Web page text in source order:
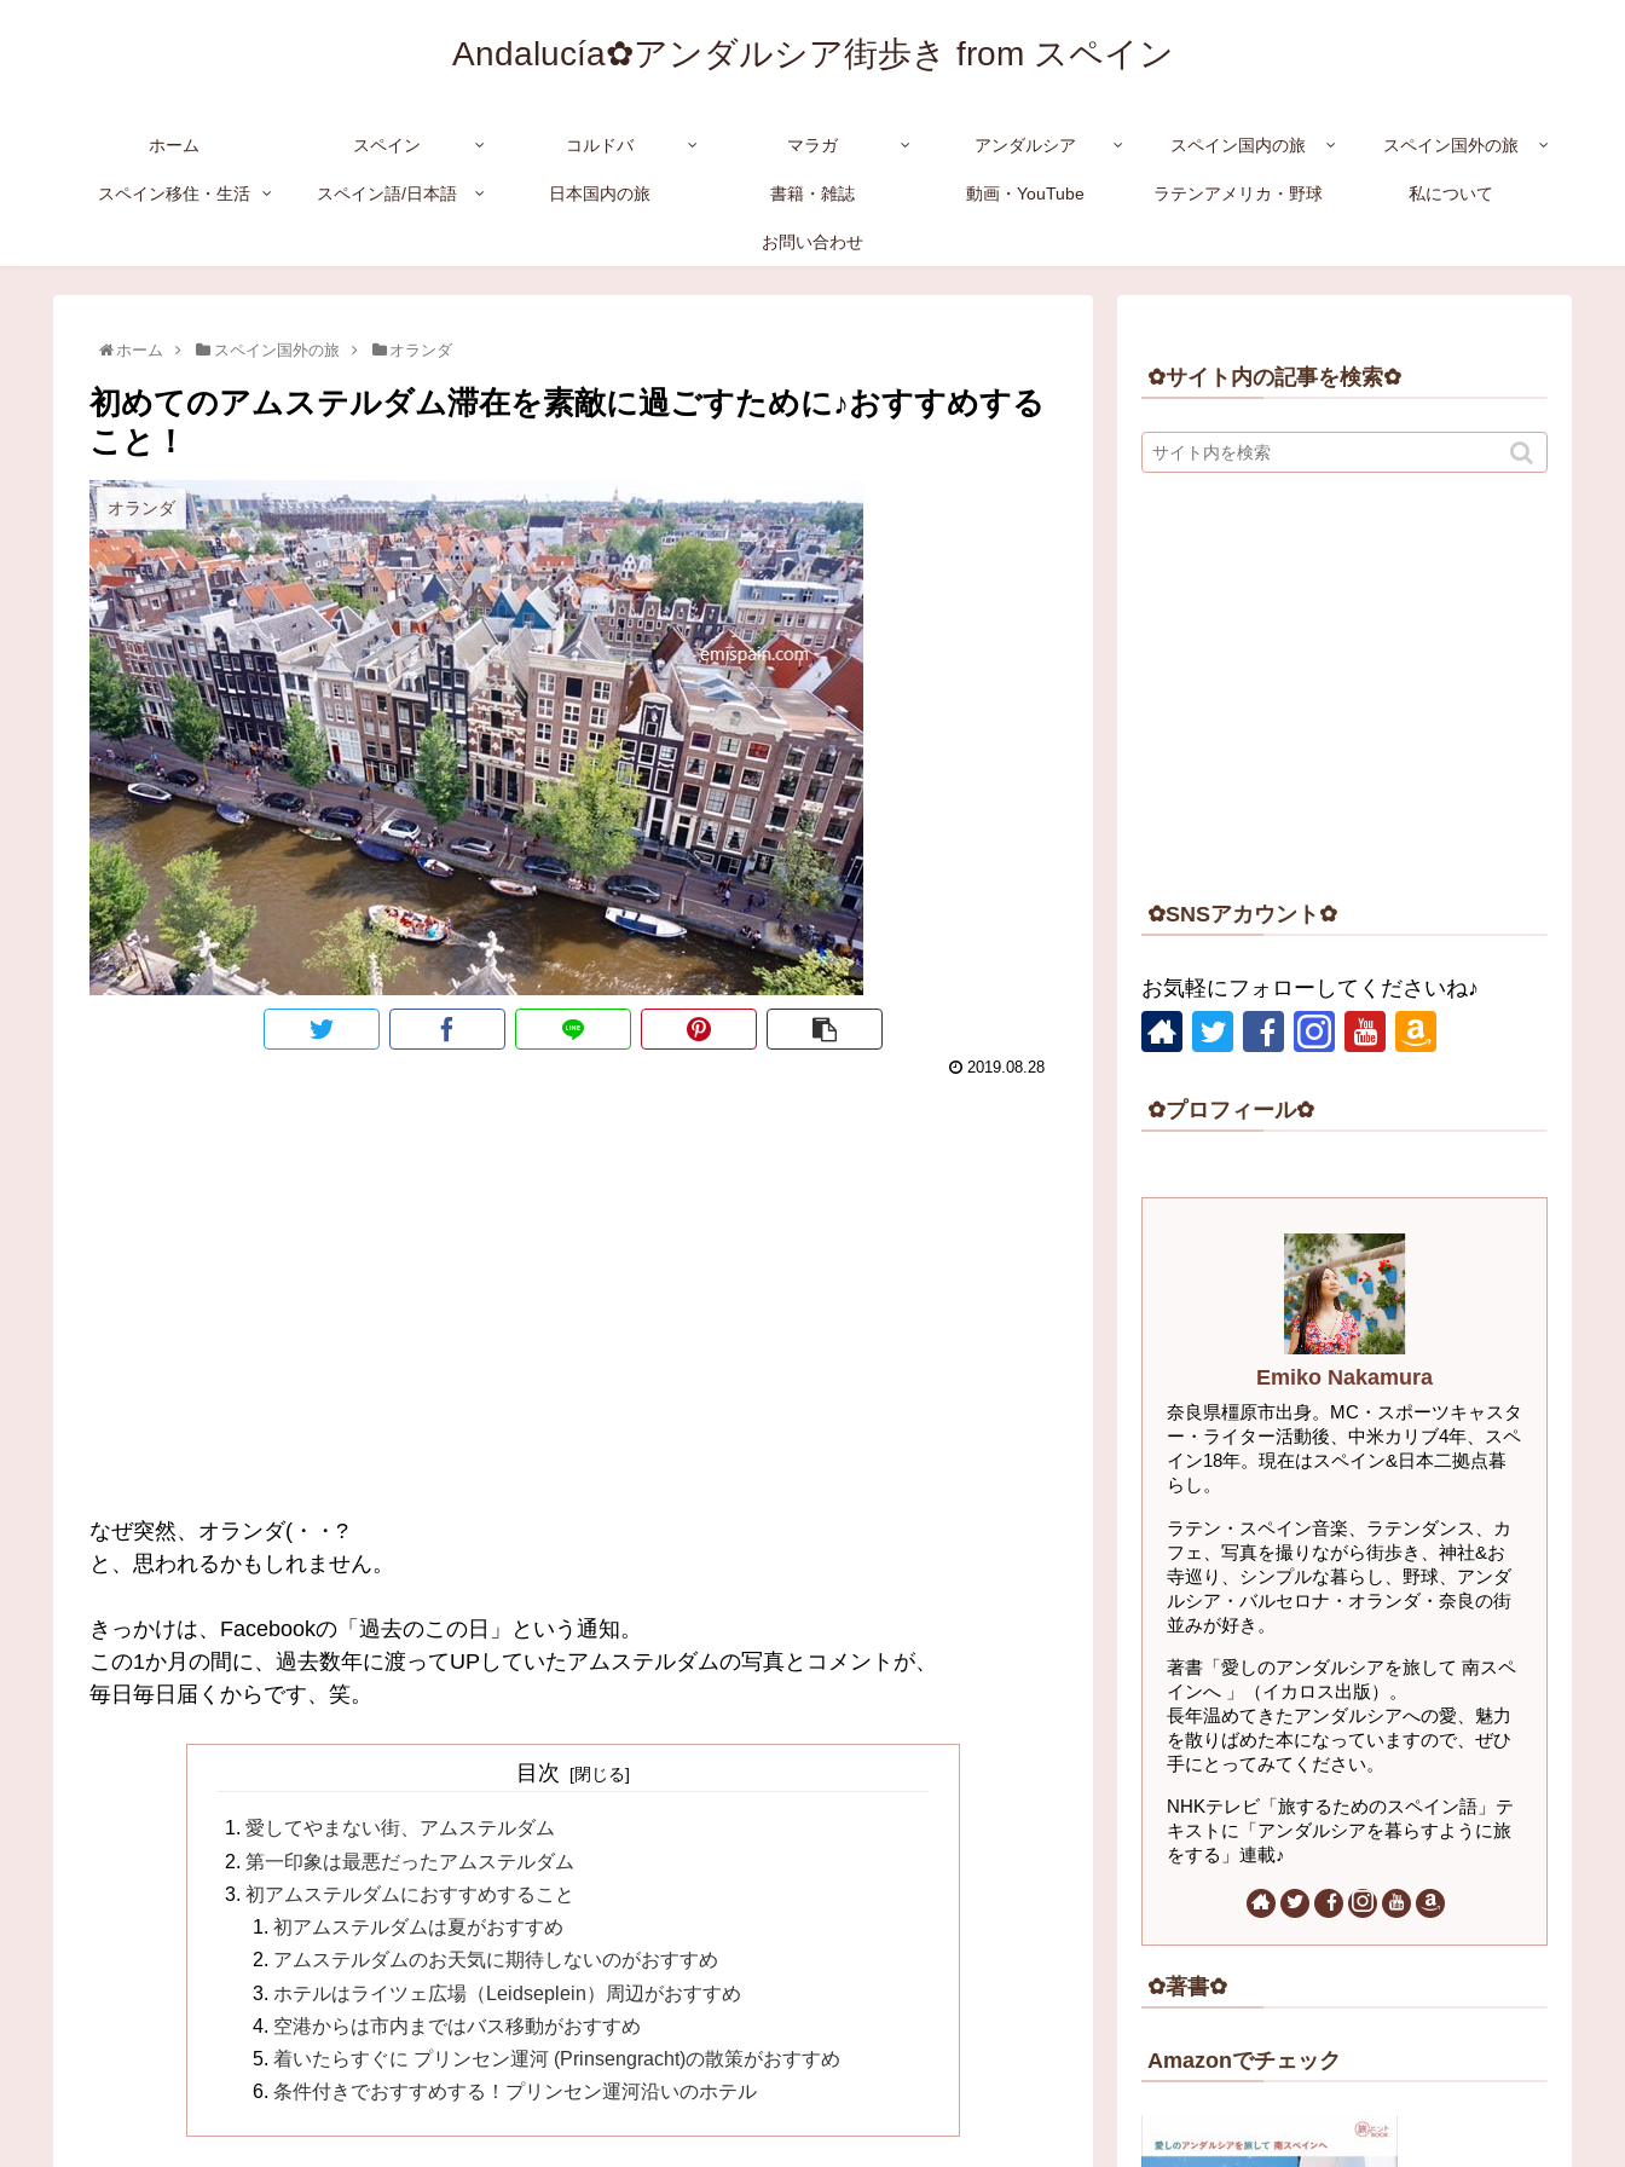
Andalucía✿アンダルシア街歩き from スペイン
ホーム スペイン コルドバ マラガ アンダルシア スペイン国内の旅 スペイン国外の旅
スペイン移住・生活 スペイン語/日本語 日本国内の旅 書籍・雑誌 動画・YouTube ラテンアメリカ・野球 私について
お問い合わせ
ホーム スペイン国外の旅 オランダ
初めてのアムステルダム滞在を素敵に過ごすために♪おすすめする
こと！
オランダ
2019.08.28
なぜ突然、オランダ(・・?
と、思われるかもしれません。
きっかけは、Facebookの「過去のこの日」という通知。
この1か月の間に、過去数年に渡ってUPしていたアムステルダムの写真とコメントが、
毎日毎日届くからです、笑。
目次
愛してやまない街、アムステルダム
第一印象は最悪だったアムステルダム
初アムステルダムにおすすめすること
初アムステルダムは夏がおすすめ
アムステルダムのお天気に期待しないのがおすすめ
ホテルはライツェ広場（Leidseplein）周辺がおすすめ
空港からは市内まではバス移動がおすすめ
着いたらすぐに プリンセン運河 (Prinsengracht)の散策がおすすめ
条件付きでおすすめする！プリンセン運河沿いのホテル
✿サイト内の記事を検索✿
✿SNSアカウント✿
お気軽にフォローしてくださいね♪
✿プロフィール✿
Emiko Nakamura
奈良県橿原市出身。MC・スポーツキャスタ
ー・ライター活動後、中米カリブ4年、スペ
イン18年。現在はスペイン&日本二拠点暮
らし。
ラテン・スペイン音楽、ラテンダンス、カ
フェ、写真を撮りながら街歩き、神社&お
寺巡り、シンプルな暮らし、野球、アンダ
ルシア・バルセロナ・オランダ・奈良の街
並みが好き。
著書「愛しのアンダルシアを旅して 南スペ
インへ 」（イカロス出版）。
長年温めてきたアンダルシアへの愛、魅力
を散りばめた本になっていますので、ぜひ
手にとってみてください。
NHKテレビ「旅するためのスペイン語」テ
キストに「アンダルシアを暮らすように旅
をする」連載♪
✿著書✿
Amazonでチェック